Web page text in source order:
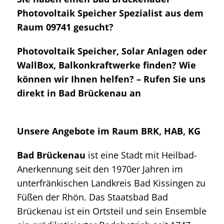
Photovoltaik Speicher Spezialist aus dem
Raum 09741 gesucht?
Photovoltaik Speicher, Solar Anlagen oder
WallBox, Balkonkraftwerke finden? Wie
können wir Ihnen helfen? – Rufen Sie uns
direkt in Bad Brückenau an
Unsere Angebote im Raum BRK, HAB, KG
Bad Brückenau ist eine Stadt mit Heilbad-
Anerkennung seit den 1970er Jahren im
unterfränkischen Landkreis Bad Kissingen zu
Füßen der Rhön. Das Staatsbad Bad
Brückenau ist ein Ortsteil und sein Ensemble